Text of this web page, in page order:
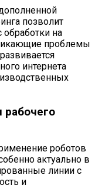
позволит
обработки на
проблемы
интернета
рабочего
роботов
актуально в
линии с
и